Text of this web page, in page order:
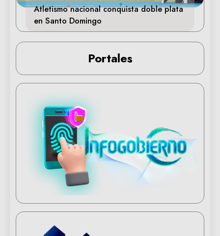
Atletismo nacional conquista doble plata
en Santo Domingo
Portales